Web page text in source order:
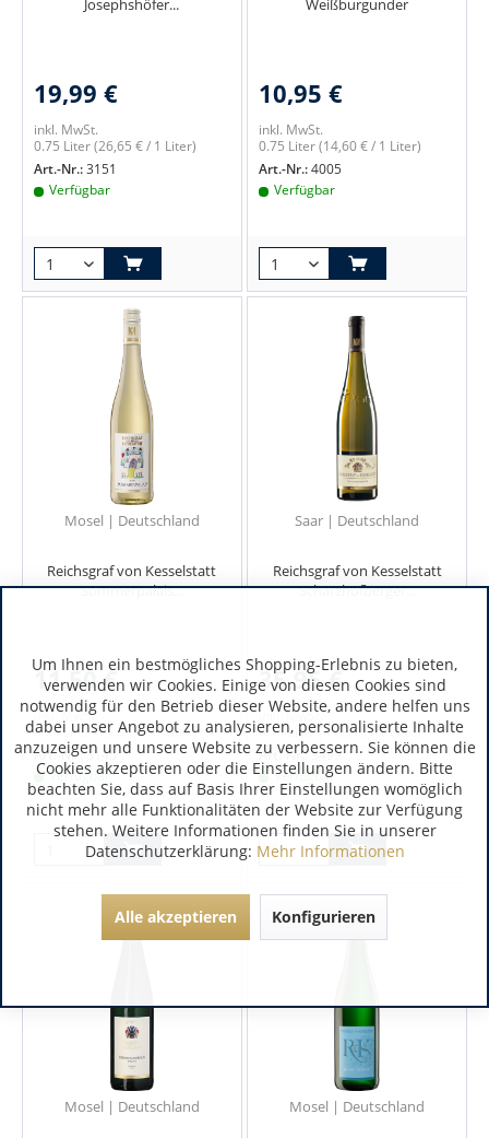
Josephshöfer...
19,99 €
inkl. MwSt.
0.75 Liter(26,65 € / 1 Liter)
Art.-Nr.:3151
Verfügbar
Weißburgunder
10,95 €
inkl. MwSt.
0.75 Liter(14,60 € / 1 Liter)
Art.-Nr.:4005
Verfügbar
Mosel | Deutschland
Reichsgraf von Kesselstatt
Sommerpalais...
11,50 €
inkl. MwSt.
0.75 Liter(15,33 € / 1 Liter)
Art.-Nr.:3145
Verfügbar
Saar | Deutschland
Reichsgraf von Kesselstatt
Scharzhofberger...
35,95 €
inkl. MwSt.
0.75 Liter(47,93 € / 1 Liter)
Art.-Nr.:3499
Verfügbar
Mosel | Deutschland Mosel | Deutschland
Um Ihnen ein bestmögliches Shopping-Erlebnis zu bieten,
verwenden wir Cookies. Einige von diesen Cookies sind
notwendig für den Betrieb dieser Website, andere helfen uns
dabei unser Angebot zu analysieren, personalisierte Inhalte
anzuzeigen und unsere Website zu verbessern. Sie können die
Cookies akzeptieren oder die Einstellungen ändern. Bitte
beachten Sie, dass auf Basis Ihrer Einstellungen womöglich
nicht mehr alle Funktionalitäten der Website zur Verfügung
stehen. Weitere Informationen finden Sie in unserer
Datenschutzerklärung: Mehr Informationen
Alle akzeptieren Konfigurieren